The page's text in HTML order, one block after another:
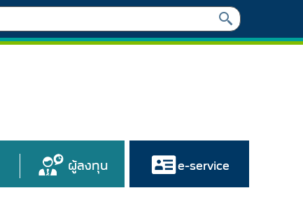
ผู้ลงทุน e-service